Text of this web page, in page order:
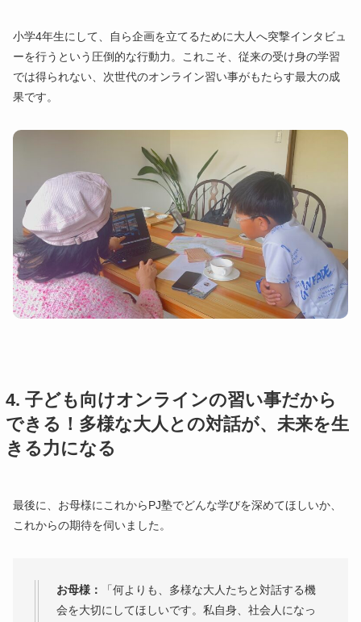
小学4年生にして、自ら企画を立てるために大人へ突撃インタビュ
ーを行うという圧倒的な行動力。これこそ、従来の受け身の学習
では得られない、次世代のオンライン習い事がもたらす最大の成
果です。
4. 子ども向けオンラインの習い事だから
できる！多様な大人との対話が、未来を生
きる力になる
最後に、お母様にこれからPJ塾でどんな学びを深めてほしいか、
これからの期待を伺いました。
お母様：
「何よりも、多様な大人たちと対話する機
会を大切にしてほしいです。私自身、社会人になっ